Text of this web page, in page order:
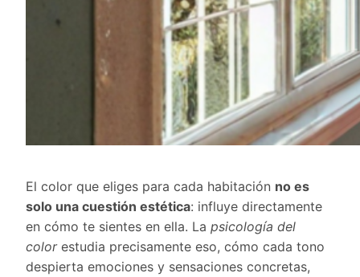
El color que eliges para cada habitación no es
solo una cuestión estética: influye directamente
en cómo te sientes en ella. La psicología del
colorestudia precisamente eso, cómo cada tono
despierta emociones y sensaciones concretas,